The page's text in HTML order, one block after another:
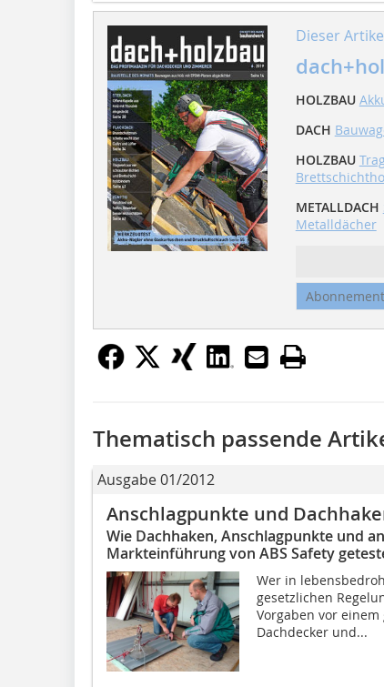
Dieser
HOLZBAU
DACH
HOLZBAU
METALLDACH
Metalldächer
Abonnement
Thematisch passende
Ausgabe 01/2012
Anschlagpunkte und
Wie Dachhaken, Anschlagpunkte und
Markteinführung von ABS Safety
Wer in
gesetzlichen
Vorgaben vor
Dachdecker und...